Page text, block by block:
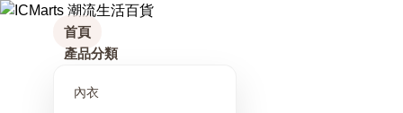
首頁
產品分類
內衣